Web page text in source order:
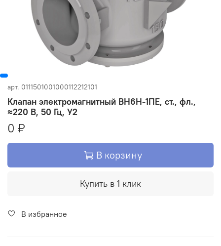
арт. 0111501001000112212101
Клапан электромагнитный ВН6Н-1ПЕ, ст., фл.,
≈220 В, 50 Гц, У2
0 ₽
В корзину
Купить в 1 клик
В избранное